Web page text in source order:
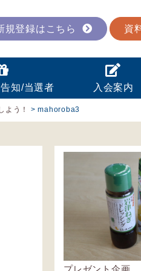
規登録はこちら 資
知/当選者 入会案内
よう！ >mahoroba3
プレゼント企画